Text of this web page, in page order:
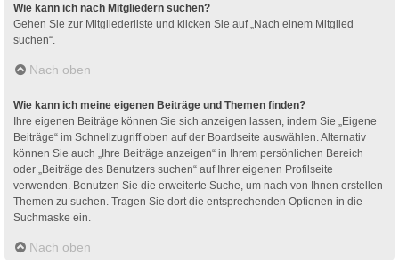
Wie kann ich nach Mitgliedern suchen?
Gehen Sie zur Mitgliederliste und klicken Sie auf „Nach einem Mitglied
suchen“.
Nach oben
Wie kann ich meine eigenen Beiträge und Themen finden?
Ihre eigenen Beiträge können Sie sich anzeigen lassen, indem Sie „Eigene
Beiträge“ im Schnellzugriff oben auf der Boardseite auswählen. Alternativ
können Sie auch „Ihre Beiträge anzeigen“ in Ihrem persönlichen Bereich
oder „Beiträge des Benutzers suchen“ auf Ihrer eigenen Profilseite
verwenden. Benutzen Sie die erweiterte Suche, um nach von Ihnen erstellen
Themen zu suchen. Tragen Sie dort die entsprechenden Optionen in die
Suchmaske ein.
Nach oben